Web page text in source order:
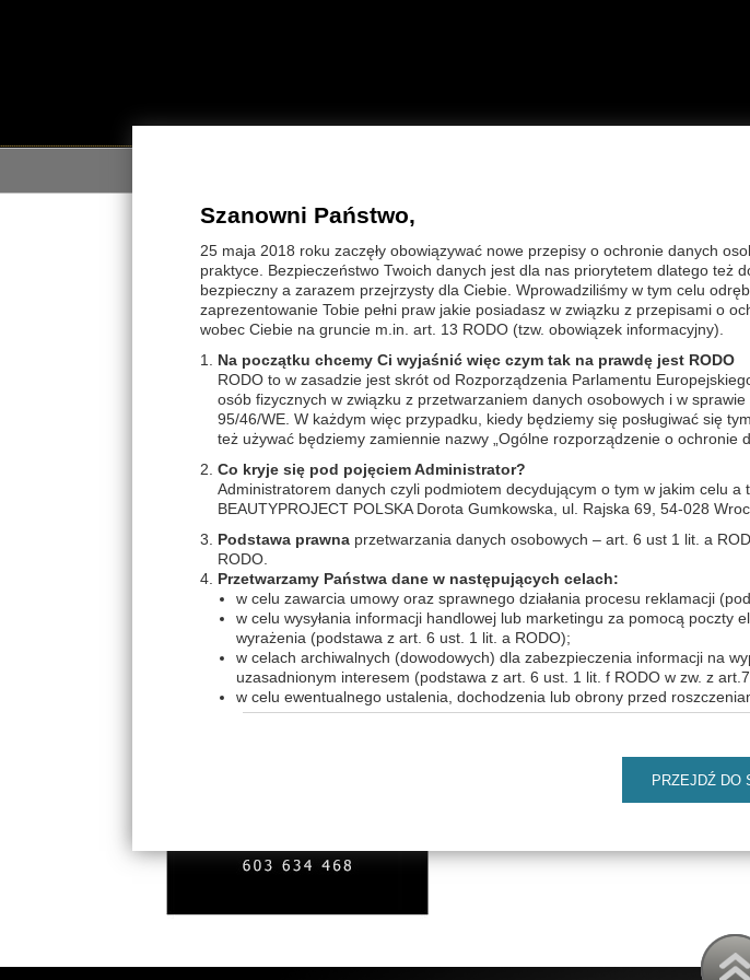
Szanowni Państwo,
25 maja 2018 roku zaczęły obowiązywać nowe przepisy o ochronie danych
praktyce. Bezpieczeństwo Twoich danych jest dla nas priorytetem dlatego też
bezpieczny a zarazem przejrzysty dla Ciebie. Wprowadziliśmy w tym celu
zaprezentowanie Tobie pełni praw jakie posiadasz w związku z przepisami o
wobec Ciebie na gruncie m.in. art. 13 RODO (tzw. obowiązek informacyjny).
Na początku chcemy Ci wyjaśnić więc czym tak na prawdę jest RODO
RODO to w zasadzie jest skrót od Rozporządzenia Parlamentu
osób fizycznych w związku z przetwarzaniem danych osobowych i w
95/46/WE. W każdym więc przypadku, kiedy będziemy się posługiwać się
też używać będziemy zamiennie nazwy „Ogólne rozporządzenie o ochronie
Co kryje się pod pojęciem Administrator?
Administratorem danych czyli podmiotem decydującym o tym w jakim celu
BEAUTYPROJECT POLSKA Dorota Gumkowska, ul. Rajska 69, 54-028
Podstawa prawna przetwarzania danych osobowych – art. 6 ust 1 lit. a
RODO.
Przetwarzamy Państwa dane w następujących celach:
w celu zawarcia umowy oraz sprawnego działania procesu reklamacji
w celu wysyłania informacji handlowej lub marketingu za pomocą poczty
wyrażenia (podstawa z art. 6 ust. 1 lit. a RODO);
w celach archiwalnych (dowodowych) dla zabezpieczenia informacji na
uzasadnionym interesem (podstawa z art. 6 ust. 1 lit. f RODO w zw. z
w celu ewentualnego ustalenia, dochodzenia lub obrony przed
art. 6 ust. 1 lit. f RODO);
w celu oferowania Pani/Pana przez nas produktów i usług bezpośrednio
Dbamy o poufność Twoich danych. Będziemy mogli je udostępnić również
RODO. W szczególności może tu dojść do powierzenia danych dostawcom
szczegółowe informacje nt. zakresów świadczenia usług przez podmioty
Inspektorem ochrony danych bądź innym pracownikiem Administratora.
współpracującym z nami w celu zapewniania ciągłości działań zwłaszcza
rodzaju usług, których świadczenie nie odbywa się w sposób ciągły ale
PRZEJDŹ DO
STRONA GŁÓWNA
WYBIERZ KATEGORIĘ Brak produktu lub produkt niedostępny